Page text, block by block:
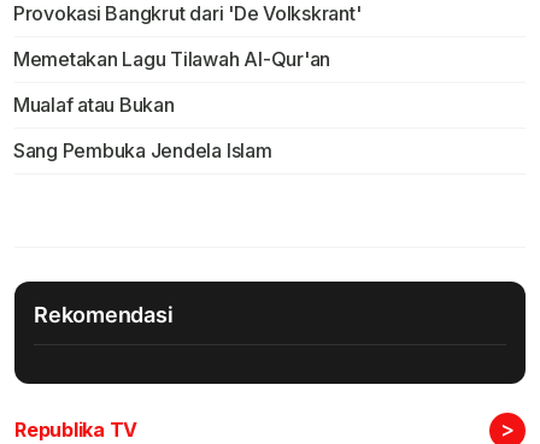
Provokasi Bangkrut dari 'De Volkskrant'
Memetakan Lagu Tilawah Al-Qur'an
Mualaf atau Bukan
Sang Pembuka Jendela Islam
Rekomendasi
Republika TV >